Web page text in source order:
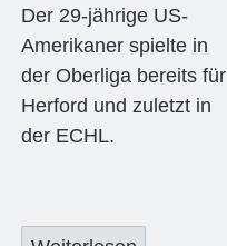
Der 29-jährige US-
Amerikaner spielte in
der Oberliga bereits für
Herford und zuletzt in
der ECHL.